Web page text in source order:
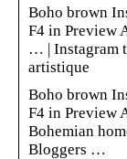
Boho brown
F4 in Preview
… | Instagram
artistique
Boho brown
F4 in Preview
Bohemian
Bloggers …